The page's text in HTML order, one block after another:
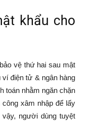
khẩu cho
vệ thứ hai sau mật
điện tử & ngân hàng
toán nhằm ngăn chặn
xâm nhập để lấy
người dùng tuyệt